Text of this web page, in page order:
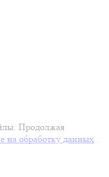
Продолжая
на обработку данных .